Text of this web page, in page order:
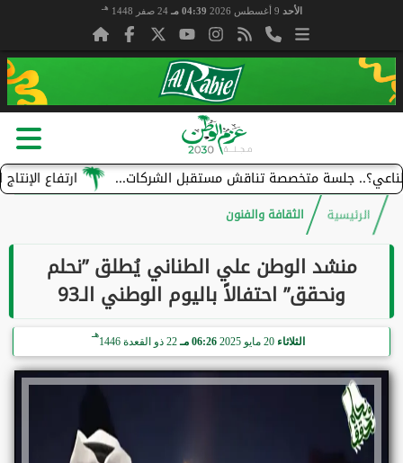
الأحد 04:39 مـ 24 صفر 1448 هـ
ارتفاع الإنتاج الصناعي في متخصصة تناقش مستقبل الشركات...
الرئيسية الثقافة والفنون
منشد الوطن علي الطناني يُطلق ”نحلم
ونحقق” احتفالاً باليوم الوطني الـ93
الثلاثاء 20 مايو 2025 06:26 مـ 22 ذو القعدة 1446
هـ